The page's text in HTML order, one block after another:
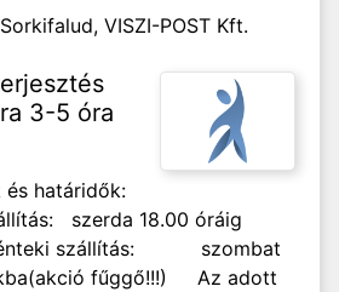
Sorkifalud, VISZI-POST Kft.
3-5 óra
és határidők:
szerda 18.00 óráig
szállítás: szombat
fűggő!!!) Az adott